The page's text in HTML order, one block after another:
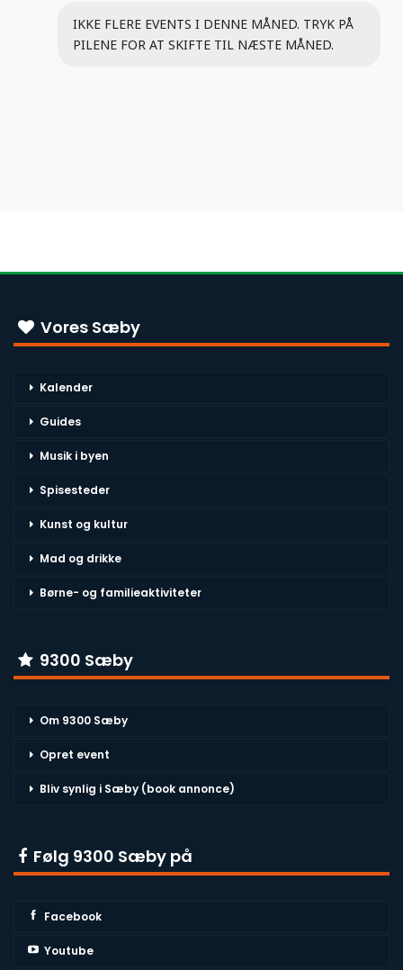
IKKE FLERE EVENTS I DENNE MÅNED. TRYK PÅ
PILENE FOR AT SKIFTE TIL NÆSTE MÅNED.
Vores Sæby
Kalender
Guides
Musik i byen
Spisesteder
Kunst og kultur
Mad og drikke
Børne- og familieaktiviteter
9300 Sæby
Om 9300 Sæby
Opret event
Bliv synlig i Sæby (book annonce)
Følg 9300 Sæby på
Facebook
Youtube